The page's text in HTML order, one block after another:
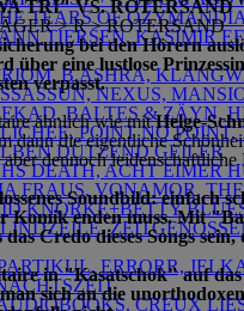
TEARS OF
TIERSEN, KASIMIR
B.ASHRA,
NEXUS,
BALTES & ZÄYN,
POINT NO
DUTZEND GEILER
DEATH, ACHT EIMER
FRAUS, VONAMOR,
KNORKE+BETTY
ERRORR,
CREUX
TRI" VS. ROTERSAND
> R > ROTERSAND
bei den Hörern
über eine lustlose
verpasst.
ähnlich wie mitHelge-
dann die eigentliche
dennoch
Soundbild: einfach
Komik enden muss. Mit
Credo dieses Songs
in "Kasatschok" auf
sich an die